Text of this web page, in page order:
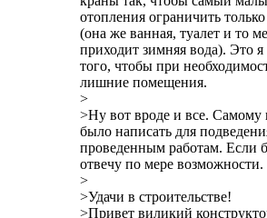
отопления ограничить
(она же ванная, туалет и то
приходит зимняя вода). Это я
того, чтобы при
лишние помещения.
>
>Ну вот вроде и все. Самому
было написать для
проведенным работам. Если
отвечу по мере возможности.
>
>Удачи в строительстве!
>Привет виликий